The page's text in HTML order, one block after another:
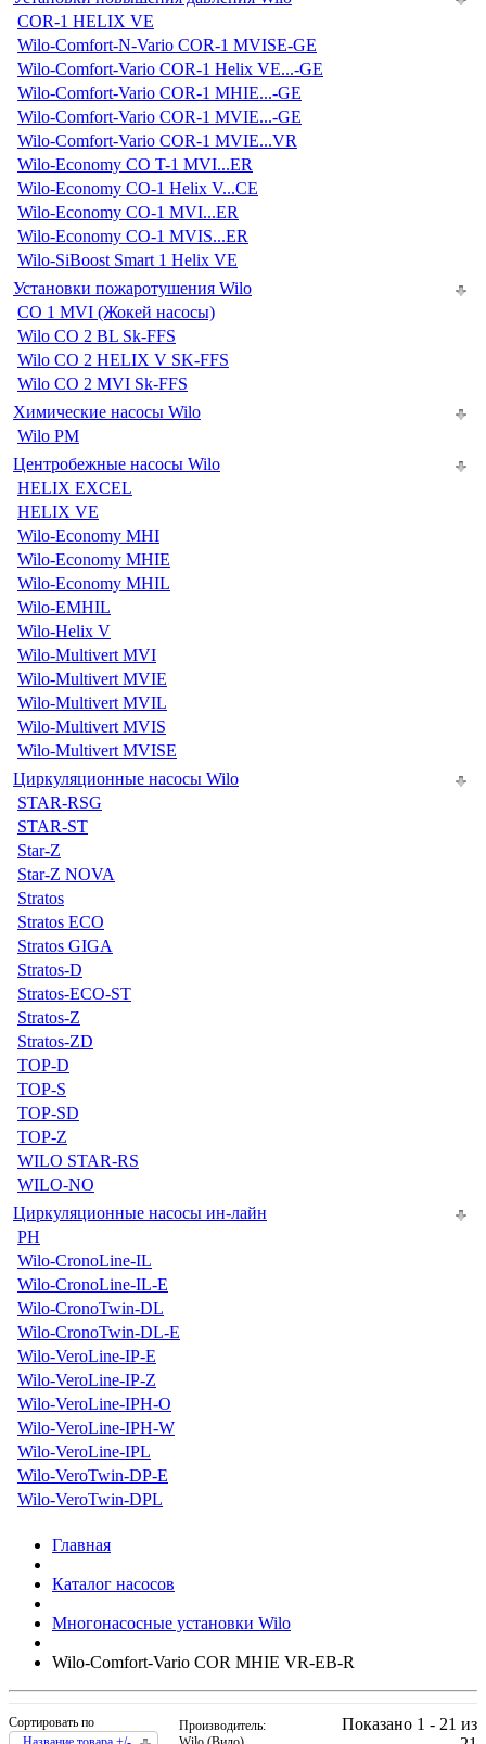
COR-1 HELIX VE
Wilo-Comfort-N-Vario COR-1 MVISE-GE
Wilo-Comfort-Vario COR-1 Helix VE...-GE
Wilo-Comfort-Vario COR-1 MHIE...-GE
Wilo-Comfort-Vario COR-1 MVIE...-GE
Wilo-Comfort-Vario COR-1 MVIE...VR
Wilo-Economy CO T-1 MVI...ER
Wilo-Economy CO-1 Helix V...CE
Wilo-Economy CO-1 MVI...ER
Wilo-Economy CO-1 MVIS...ER
Wilo-SiBoost Smart 1 Helix VE
Установки пожаротушения Wilo
CO 1 MVI (Жокей насосы)
Wilo CO 2 BL Sk-FFS
Wilo CO 2 HELIX V SK-FFS
Wilo CO 2 MVI Sk-FFS
Химические насосы Wilo
Wilo PM
Центробежные насосы Wilo
HELIX EXCEL
HELIX VE
Wilo-Economy MHI
Wilo-Economy MHIE
Wilo-Economy MHIL
Wilo-EMHIL
Wilo-Helix V
Wilo-Multivert MVI
Wilo-Multivert MVIE
Wilo-Multivert MVIL
Wilo-Multivert MVIS
Wilo-Multivert MVISE
Циркуляционные насосы Wilo
STAR-RSG
STAR-ST
Star-Z
Star-Z NOVA
Stratos
Stratos ECO
Stratos GIGA
Stratos-D
Stratos-ECO-ST
Stratos-Z
Stratos-ZD
TOP-D
TOP-S
TOP-SD
TOP-Z
WILO STAR-RS
WILO-NO
Циркуляционные насосы ин-лайн
PH
Wilo-CronoLine-IL
Wilo-CronoLine-IL-E
Wilo-CronoTwin-DL
Wilo-CronoTwin-DL-E
Wilo-VeroLine-IP-E
Wilo-VeroLine-IP-Z
Wilo-VeroLine-IPH-O
Wilo-VeroLine-IPH-W
Wilo-VeroLine-IPL
Wilo-VeroTwin-DP-E
Wilo-VeroTwin-DPL
Главная
Каталог насосов
Многонасосные установки Wilo
Wilo-Comfort-Vario COR MHIE VR-EB-R
Сортировать по
Производитель:
Показано 1 - 21 из